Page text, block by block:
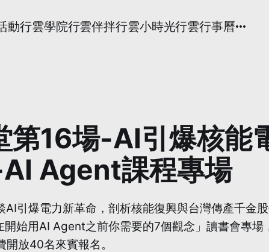
動行雲學院行雲伴拌行雲小時光行雲行事曆
16場-AI引爆核能
Agent課程專場
引爆電力新革命，剖析核能復興與台灣傳產千金
始用AI Agent之前你需要的7個觀念」讀書會專
放40名來賓報名。